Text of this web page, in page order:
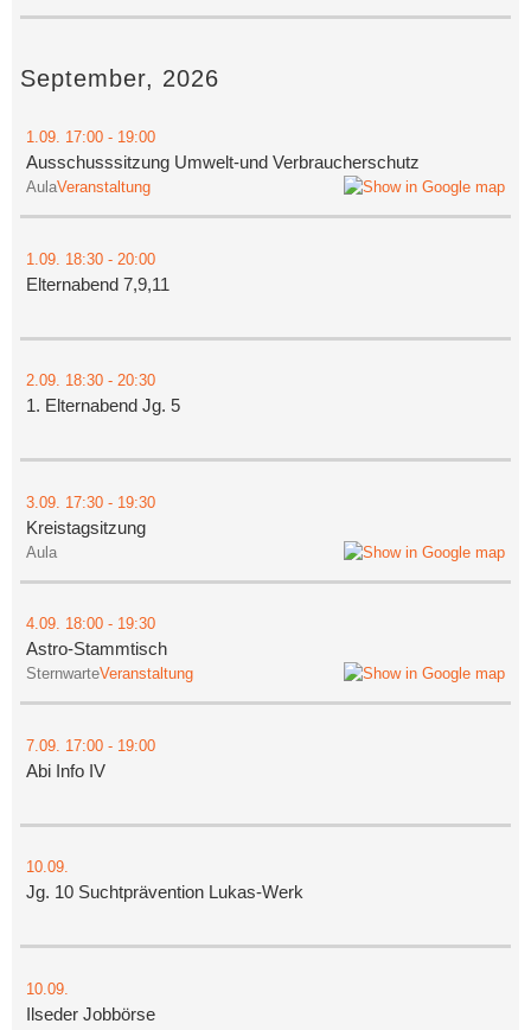
September, 2026
1.09. 17:00 - 19:00
Ausschusssitzung Umwelt-und Verbraucherschutz
AulaVeranstaltung
1.09. 18:30 - 20:00
Elternabend 7,9,11
2.09. 18:30 - 20:30
1. Elternabend Jg. 5
3.09. 17:30 - 19:30
Kreistagsitzung
Aula
4.09. 18:00 - 19:30
Astro-Stammtisch
SternwarteVeranstaltung
7.09. 17:00 - 19:00
Abi Info IV
10.09.
Jg. 10 Suchtprävention Lukas-Werk
10.09.
Ilseder Jobbörse